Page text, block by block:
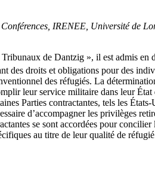
IRENEE, Université de
de Dantzig », il est admis
des droits et obligations pour des
des réfugiés. La
leur service militaire dans leur
Parties contractantes, tels les
d’accompagner les privilèges
se sont accordées pour
au titre de leur qualité de